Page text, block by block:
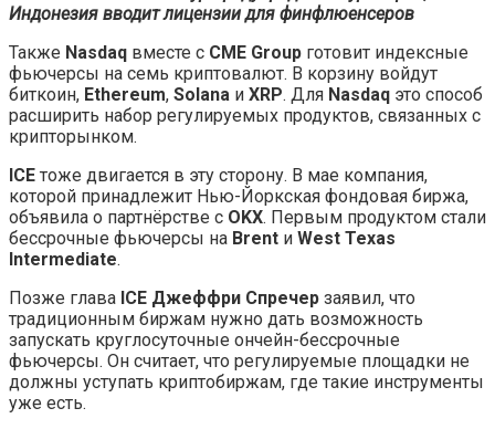
Индонезия вводит лицензии для финфлюенсеров
Также Nasdaq вместе с CME Group готовит индексные
фьючерсы на семь криптовалют. В корзину войдут
биткоин, Ethereum, Solana и XRP. Для Nasdaq это способ
расширить набор регулируемых продуктов, связанных с
крипторынком.
ICE тоже двигается в эту сторону. В мае компания,
которой принадлежит Нью-Йоркская фондовая биржа,
объявила о партнёрстве с OKX. Первым продуктом стали
бессрочные фьючерсы на Brent и West Texas
Intermediate.
Позже глава ICE Джеффри Спречер заявил, что
традиционным биржам нужно дать возможность
запускать круглосуточные ончейн-бессрочные
фьючерсы. Он считает, что регулируемые площадки не
должны уступать криптобиржам, где такие инструменты
уже есть.